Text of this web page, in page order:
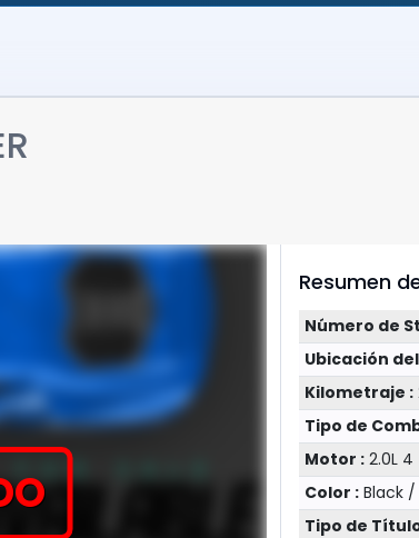
Resumen
Número de
Ubicación
Kilometraje :
Tipo de
Motor :2.0L 4
Color :Black /
Tipo de